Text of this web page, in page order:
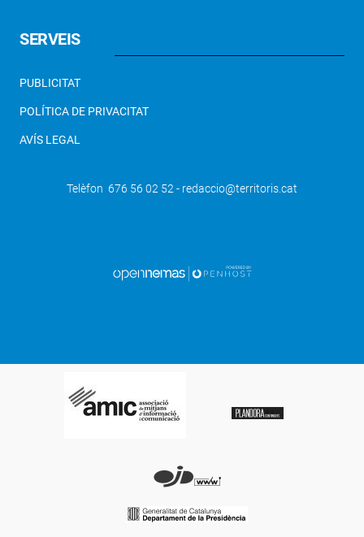
SERVEIS
PUBLICITAT
POLÍTICA DE PRIVACITAT
AVÍS LEGAL
Telèfon 676 56 02 52 - redaccio@territoris.cat